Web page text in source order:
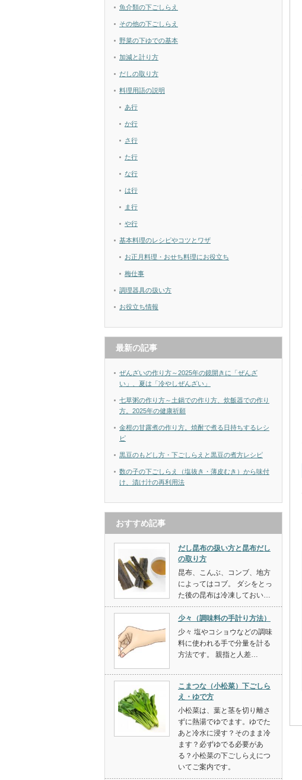
魚介類の下ごしらえ
その他の下ごしらえ
野菜の下ゆでの基本
加減と計り方
だしの取り方
料理用語の説明
あ行
か行
さ行
た行
な行
は行
ま行
や行
基本料理のレシピやコツとワザ
お正月料理・おせち料理にお役立ち
梅仕事
調理器具の扱い方
お役立ち情報
最新の記事
ぜんざいの作り方～2025年の鏡開きに「ぜんざ
い」、夏は「冷やしぜんざい」
七草粥の作り方～土鍋での作り方、炊飯器での作り
方。2025年の健康祈願
金柑の甘露煮の作り方。焼酎で煮る日持ちするレシ
ピ
黒豆のもどし方・下ごしらえと黒豆の煮方レシピ
数の子の下ごしらえ（塩抜き・薄皮むき）から味付
け、漬け汁の再利用法
おすすめ記事
だし昆布の扱い方と昆布だし
の取り方
昆布、こんぶ、コンブ、地方
によってはコブ。 ダシをとっ
た後の昆布は冷凍しておい…
少々（調味料の手計り方法）
少々 塩やコショウなどの調味
料に使われる手で分量を計る
方法です。 親指と人差…
こまつな（小松菜）下ごしら
え・ゆで方
小松菜は、葉と茎を切り離さ
ずに熱湯でゆでます。ゆでた
あと冷水に浸す？そのまま冷
ます？必ずゆでる必要があ
る？小松菜の下ごしらえにつ
いてご案内です。